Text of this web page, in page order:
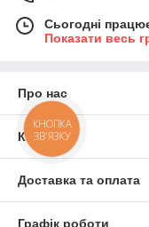
Сьогодні
Показати весь
Про нас
Контакти
Доставка та оплата
Графік роботи
КНОПКА
ЗВ'ЯЗКУ